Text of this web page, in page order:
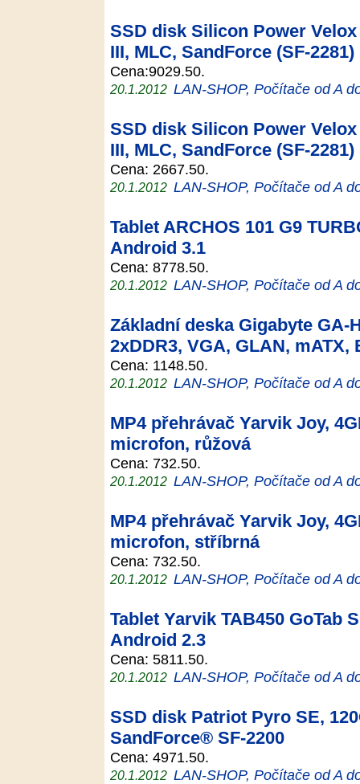
SSD disk Silicon Power Velox
III, MLC, SandForce (SF-2281)
Cena:9029.50.
20.1.2012 LAN-SHOP, Počítače od A
SSD disk Silicon Power Velox
III, MLC, SandForce (SF-2281)
Cena: 2667.50.
20.1.2012 LAN-SHOP, Počítače od A
Tablet ARCHOS 101 G9
Android 3.1
Cena: 8778.50.
20.1.2012 LAN-SHOP, Počítače od A
Základní deska Gigabyte GA-
2xDDR3, VGA, GLAN, mATX,
Cena: 1148.50.
20.1.2012 LAN-SHOP, Počítače od A
MP4 přehrávač Yarvik Joy,
microfon, růžová
Cena: 732.50.
20.1.2012 LAN-SHOP, Počítače od A
MP4 přehrávač Yarvik Joy,
microfon, stříbrná
Cena: 732.50.
20.1.2012 LAN-SHOP, Počítače od A
Tablet Yarvik TAB450 GoTab
Android 2.3
Cena: 5811.50.
20.1.2012 LAN-SHOP, Počítače od A
SSD disk Patriot Pyro SE,
SandForce® SF-2200
Cena: 4971.50.
20.1.2012 LAN-SHOP, Počítače od A